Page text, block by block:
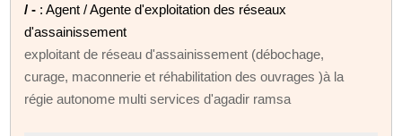
/ - : Agent / Agente d'exploitation des réseaux
d'assainissement
exploitant de réseau d'assainissement (débochage,
curage, maconnerie et réhabilitation des ouvrages )à la
régie autonome multi services d'agadir ramsa